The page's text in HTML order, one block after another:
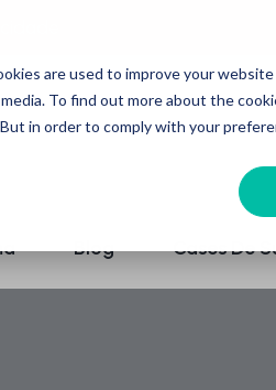
are used to improve your
To find out more about the
in order to comply with your
Blog Cases De